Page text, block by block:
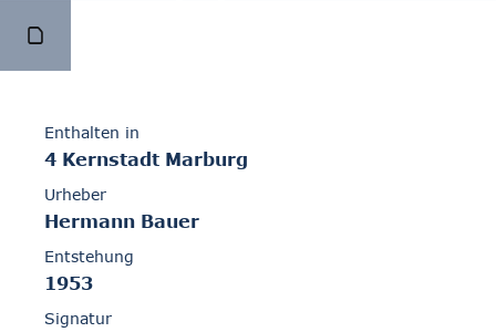
Enthalten in
4 Kernstadt Marburg
Urheber
Hermann Bauer
Entstehung
1953
Signatur